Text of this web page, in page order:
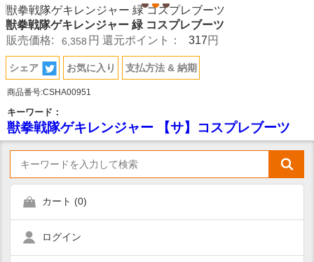
獣拳戦隊ゲキレンジャー 緑 コスプレブーツ
販売価格:
6,358 円 還元ポイント： 317 円
シェア お気に入り 支払方法 & 納期
商品番号:CSHA00951
キーワード：
獣拳戦隊ゲキレンジャー 【サ】コスプレブーツ
カート (0)
ログイン